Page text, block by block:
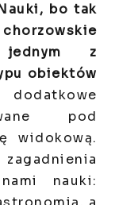
bo tak
z
obiektów
pod
widokową.
nauki: